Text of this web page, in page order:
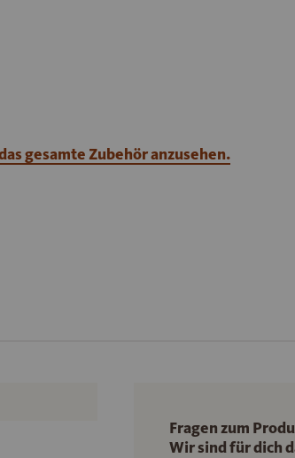
gesamte Zubehör anzusehen.
Fragen zum
Wir sind für dich